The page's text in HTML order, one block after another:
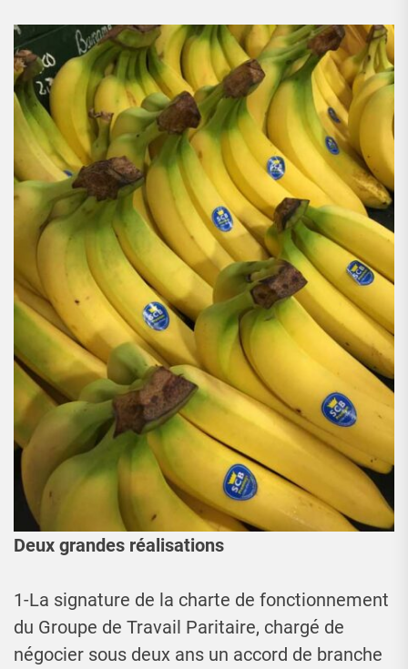
Deux grandes réalisations
1-La signature de la charte de fonctionnement
du Groupe de Travail Paritaire, chargé de
négocier sous deux ans un accord de branche